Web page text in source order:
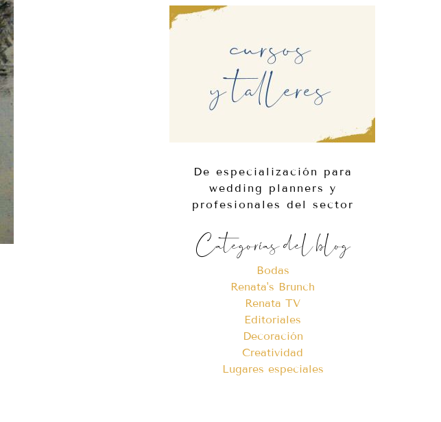
De especialización para
wedding planners y
profesionales del sector
Categorías del blog
Bodas
Renata's Brunch
Renata TV
Editoriales
Decoración
Creatividad
Lugares especiales